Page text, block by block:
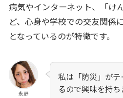
病気やインターネット、「け
ど、心身や学校での交友関係
となっているのが特徴です。
永野
私は「防災」が
るので興味を持ち